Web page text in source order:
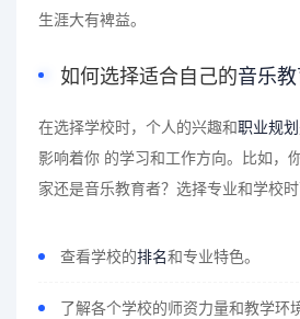
生涯大有裨益。
如何选择适合自己的音乐
在选择学校时，个人的兴趣和职业规划
影响着你 的学习和工作方向。比如，
家还是音乐教育者？选择专业和学校时
查看学校的排名和专业特色。
了解各个学校的师资力量和教学环境